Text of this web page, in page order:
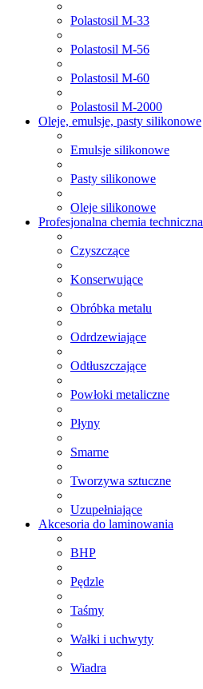
Polastosil M-33
Polastosil M-56
Polastosil M-60
Polastosil M-2000
Oleje, emulsje, pasty silikonowe
Emulsje silikonowe
Pasty silikonowe
Oleje silikonowe
Profesjonalna chemia techniczna
Czyszczące
Konserwujące
Obróbka metalu
Odrdzewiające
Odtłuszczające
Powłoki metaliczne
Płyny
Smarne
Tworzywa sztuczne
Uzupełniające
Akcesoria do laminowania
BHP
Pędzle
Taśmy
Wałki i uchwyty
Wiadra